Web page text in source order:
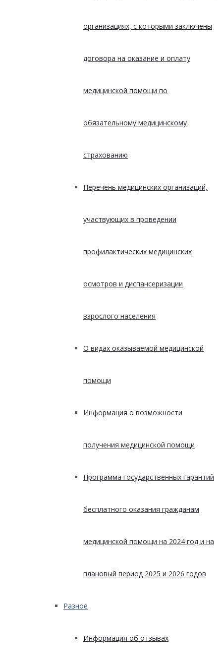
организациях, с которыми заключены
договора на оказание и оплату
медицинской помощи по
обязательному медицинскому
страхованию
Перечень медицинских организаций,
участвующих в проведении
профилактических медицинских
осмотров и диспансеризации
взрослого населения
О видах оказываемой медицинской
помощи
Информация о возможности
получения медицинской помощи
Программа государственных гарантий
бесплатного оказания гражданам
медицинской помощи на 2024 год и на
плановый период 2025 и 2026 годов
Разное
Информация об отзывах